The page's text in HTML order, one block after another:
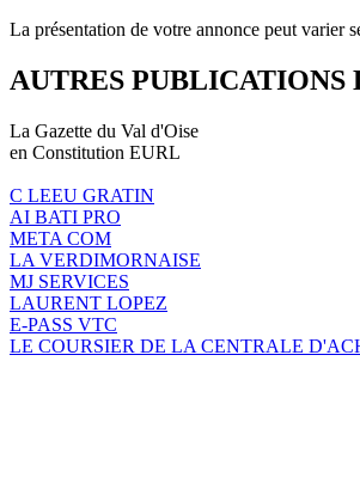
La présentation de votre annonce peut varier
AUTRES PUBLICATIONS
La Gazette du Val d'Oise
en Constitution EURL
C LEEU GRATIN
AI BATI PRO
META COM
LA VERDIMORNAISE
MJ SERVICES
LAURENT LOPEZ
E-PASS VTC
LE COURSIER DE LA CENTRALE